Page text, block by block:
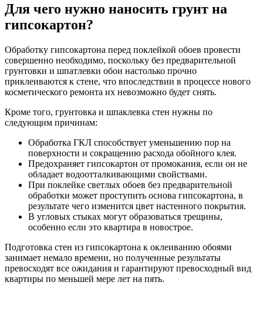
Для чего нужно наносить грунт на
гипсокартон?
Обработку гипсокартона перед поклейкой обоев провести
совершенно необходимо, поскольку без предварительной
грунтовки и шпатлевки обои настолько прочно
приклеиваются к стене, что впоследствии в процессе нового
косметического ремонта их невозможно будет снять.
Кроме того, грунтовка и шпаклевка стен нужны по
следующим причинам:
Обработка ГКЛ способствует уменьшению пор на
поверхности и сокращению расхода обойного клея.
Предохраняет гипсокартон от промокания, если он не
обладает водоотталкивающими свойствами.
При поклейке светлых обоев без предварительной
обработки может проступить основа гипсокартона, в
результате чего изменится цвет настенного покрытия.
В угловых стыках могут образоваться трещины,
особенно если это квартира в новострое.
Подготовка стен из гипсокартона к оклеиванию обоями
занимает немало времени, но полученные результаты
превосходят все ожидания и гарантируют превосходный вид
квартиры по меньшей мере лет на пять.